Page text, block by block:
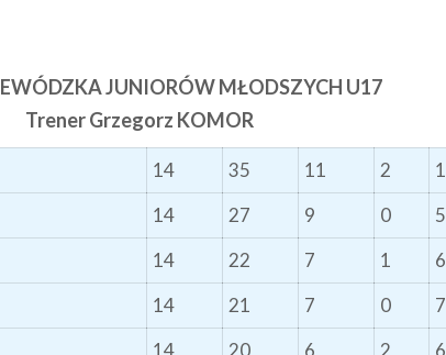
JUNIORÓW MŁODSZYCH U17
Trener Grzegorz KOMOR
14 35 11 2 1
14 27 9 0 5
14 22 7 1 6
14 21 7 0 7
14 20 6 2 6